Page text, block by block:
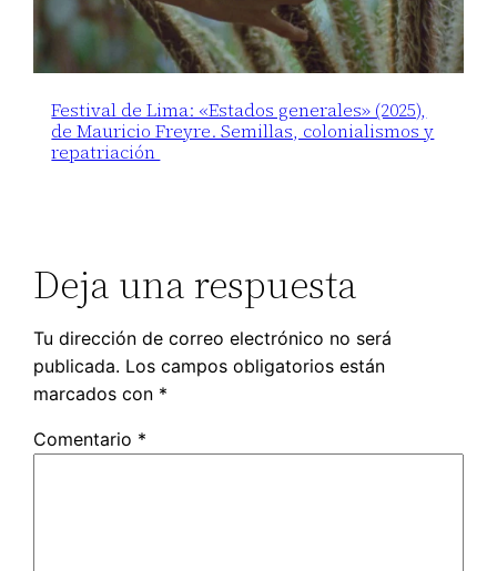
Festival de Lima: «Estados generales» (2025),
de Mauricio Freyre. Semillas, colonialismos y
repatriación
Deja una respuesta
Tu dirección de correo electrónico no será
publicada. Los campos obligatorios están
marcados con *
Comentario *